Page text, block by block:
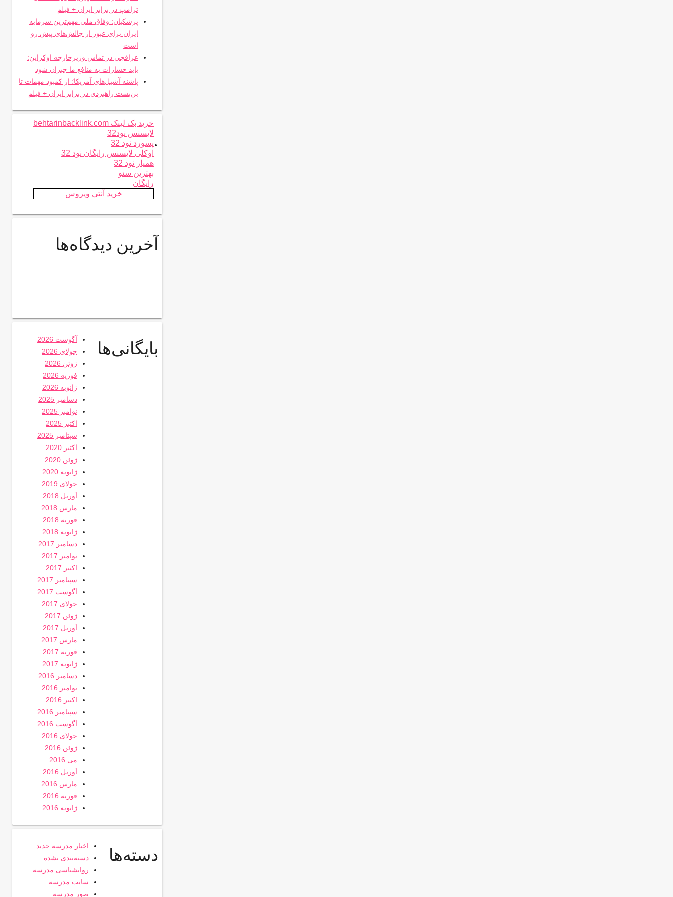
ترامپ در برابر ایران + فیلم
پزشکیان: وفاق ملی مهم‌ترین سرمایه
ایران برای عبور از چالش‌های پیش رو
است
عراقچی در تماس وزیرخارجه اوکراین:
باید خسارات به منافع ما جبران شود
پاشنه آشیل‌های آمریکا؛ از کمبود مهمات تا
بن‌بست راهبردی در برابر ایران + فیلم
.
خرید بک لینک behtarinbacklink.com
لایسنس نود32
پسورد نود 32
اوکلی لایسنس رایگان نود 32
همیار نود 32
بهترین سئو
رایگان
خرید آنتی ویروس
آخرین دیدگاه‌ها
بایگانی‌ها
آگوست 2026
جولای 2026
ژوئن 2026
فوریه 2026
ژانویه 2026
دسامبر 2025
نوامبر 2025
اکتبر 2025
سپتامبر 2025
اکتبر 2020
ژوئن 2020
ژانویه 2020
جولای 2019
آوریل 2018
مارس 2018
فوریه 2018
ژانویه 2018
دسامبر 2017
نوامبر 2017
اکتبر 2017
سپتامبر 2017
آگوست 2017
جولای 2017
ژوئن 2017
آوریل 2017
مارس 2017
فوریه 2017
ژانویه 2017
دسامبر 2016
نوامبر 2016
اکتبر 2016
سپتامبر 2016
آگوست 2016
جولای 2016
ژوئن 2016
می 2016
آوریل 2016
مارس 2016
فوریه 2016
ژانویه 2016
دسته‌ها
اخبار مدرسه جدید
دسته‌بندی نشده
روانشناسی مدرسه
سایت مدرسه
صور مدرسه